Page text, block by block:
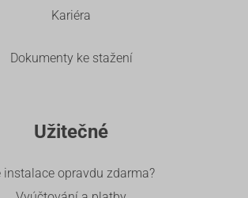
Kariéra
Dokumenty ke stažení
Užitečné
instalace opravdu zdarma?